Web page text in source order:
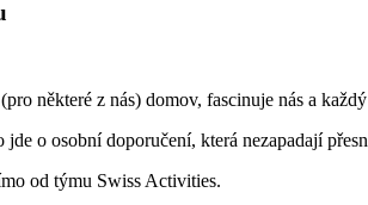
některé z nás) domov, fascinuje nás a
o osobní doporučení, která nezapadají
od týmu Swiss Activities.